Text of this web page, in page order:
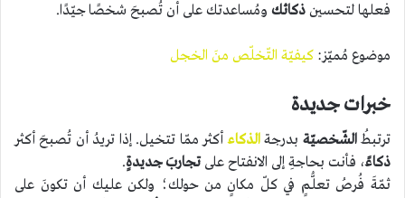
فعلها لتحسين ذكائك ومُساعدتك على أن تُصبحَ شخصًا جيّدًا.
موضوع مُميّز: كيفيّة التّخلّص منَ الخجل
خبرات جديدة
ترتبطُالشّخصيّة بدرجةالذكاء أكثر ممّا تتخيل. إذا تريدُ أن تُصبحَ أكثر
ذكاءً، فأنت بحاجةِ إلى الانفتاح علىتجاربَ جديدةٍ.
ثمّةَ فُرصُ تعلُّمٍ في كلّ مكانٍ من حولك؛ ولكن عليك أن تكونَ على